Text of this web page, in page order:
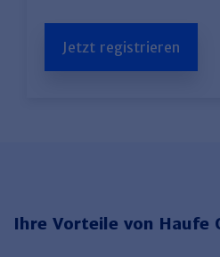
Jetzt registrieren
Ihre Vorteile von Haufe